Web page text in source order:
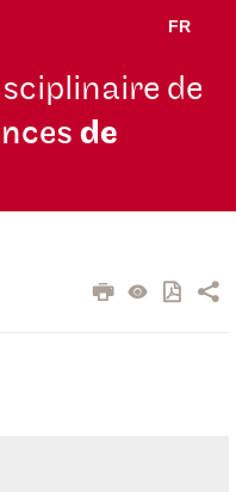
FR
de
de